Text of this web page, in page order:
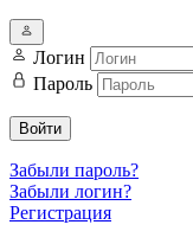
Логин
Пароль
Войти
Забыли пароль?
Забыли логин?
Регистрация